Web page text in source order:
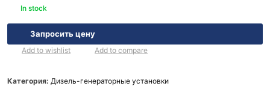
In stock
Запросить цену
Add to wishlist Add to compare
Категория: Дизель-генераторные установки